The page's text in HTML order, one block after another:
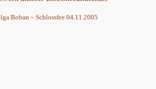
Boban ~ Schlossfee 04.11.2005